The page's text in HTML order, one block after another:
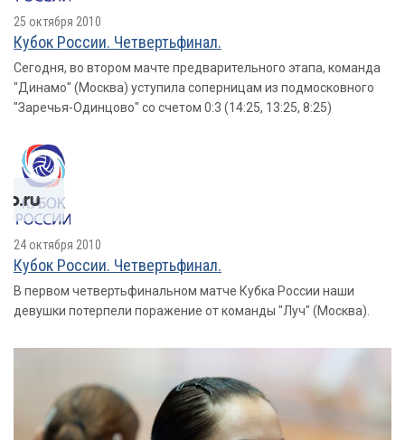
25 октября 2010
Кубок России. Четвертьфинал.
Сегодня, во втором мачте предварительного этапа, команда
"Динамо" (Москва) уступила соперницам из подмосковного
"Заречья-Одинцово" со счетом 0:3 (14:25, 13:25, 8:25)
24 октября 2010
Кубок России. Четвертьфинал.
В первом четвертьфинальном матче Кубка России наши
девушки потерпели поражение от команды "Луч" (Москва).